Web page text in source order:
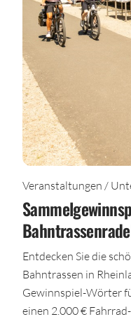
Veranstaltungen /
Entdecken Sie die
Bahntrassen in
Gewinnspiel-Wörter
einen 2.000 €